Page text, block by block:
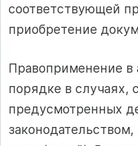
соответствующей
приобретение
Правоприменение
порядке в случаях,
предусмотренных